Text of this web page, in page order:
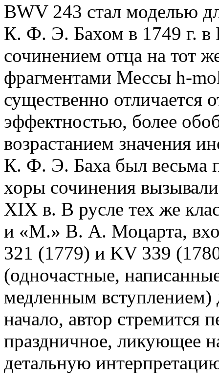
BWV 243 стал моделью
К. Ф. Э. Бахом в 1749 г. в
сочинением отца на тот
фрагментами Мессы h-
существенно
эффектностью, более
возрастанием значения
К. Ф. Э. Баха был весьма
хоры сочинения
XIX в. В русле тех же
и «М.» В. А. Моцарта,
321 (1779) и KV 339
(одночастные,
медленным вступлением)
начало, автор стремится
праздничное, ликующее
детальную